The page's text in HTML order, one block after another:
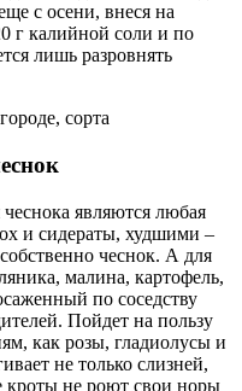
с осени, внеся на
г калийной соли и по
лишь разровнять
сорта
являются любая
и сидераты, худшими –
чеснок. А для
малина, картофель,
по соседству
Пойдет на пользу
как розы, гладиолусы и
не только слизней,
кроты не роют свои норы